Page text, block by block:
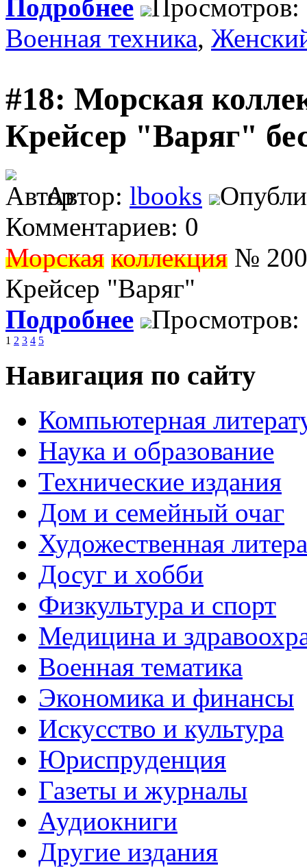
Подробнее
Просмотров:
Военная техника,
#18: Морская
Крейсер "Варяг"
Автор: lbooks
Комментариев: 0
Морская коллекция №
Крейсер "Варяг"
Подробнее
Просмотров:
1 2 3 4 5
Навигация по сайту
Компьютерная
Наука и образование
Технические издания
Дом и семейный очаг
Художественная
Досуг и хобби
Физкультура и спорт
Медицина и
Военная тематика
Экономика и финансы
Искусство и культура
Юриспруденция
Газеты и журналы
Аудиокниги
Другие издания